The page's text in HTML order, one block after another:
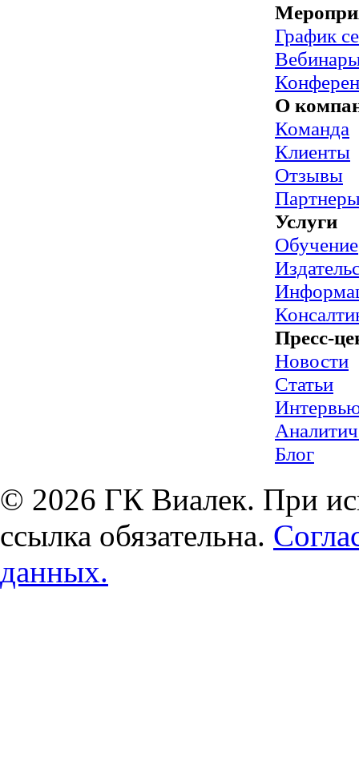
График
О
Команда
Клиенты
Отзывы
Услуги
Обучение
Пресс-
Новости
Статьи
Блог
© 2026 ГК Виалек. При
ссылка обязательна.
данных.